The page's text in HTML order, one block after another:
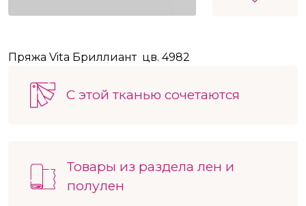
Пряжа Vita Бриллиант цв. 4982
С этой тканью сочетаются
Товары из раздела лен и
полулен